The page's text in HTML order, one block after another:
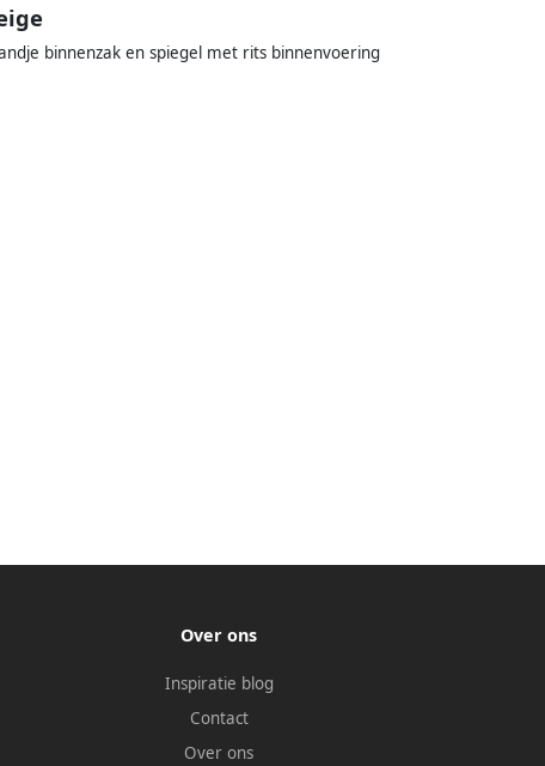
binnenzak en spiegel met rits binnenvoering
Over ons
Inspiratie blog
Contact
Over ons